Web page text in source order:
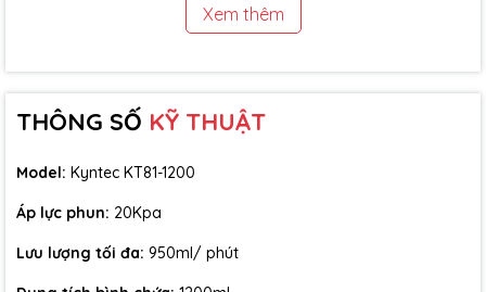
bề mặt cần hoàn thiện nhanh.Xem thêm
THÔNG SỐ KỸ THUẬT
Model: Kyntec KT81-1200
Áp lực phun: 20Kpa
Lưu lượng tối đa: 950ml/ phút